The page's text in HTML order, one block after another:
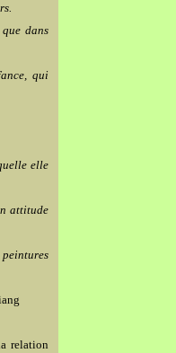
dans
qui
elle
attitude
relation